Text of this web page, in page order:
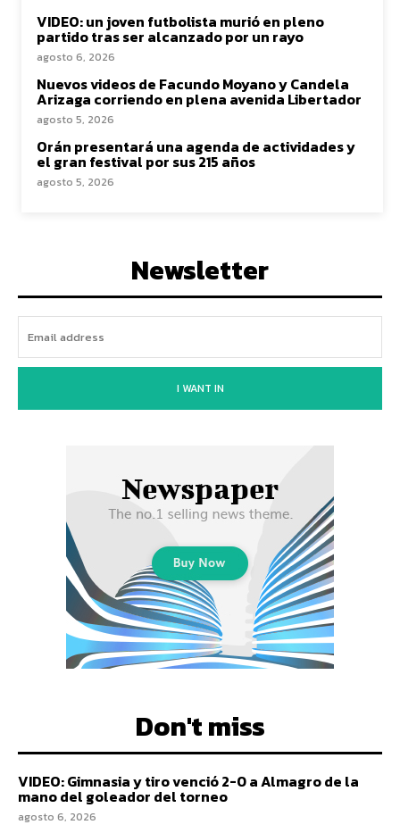
VIDEO: un joven futbolista murió en pleno
partido tras ser alcanzado por un rayo
agosto 6, 2026
Nuevos videos de Facundo Moyano y Candela
Arizaga corriendo en plena avenida Libertador
agosto 5, 2026
Orán presentará una agenda de actividades y
el gran festival por sus 215 años
agosto 5, 2026
Newsletter
I WANT IN
Don't miss
VIDEO: Gimnasia y tiro venció 2-0 a Almagro de la
mano del goleador del torneo
agosto 6, 2026